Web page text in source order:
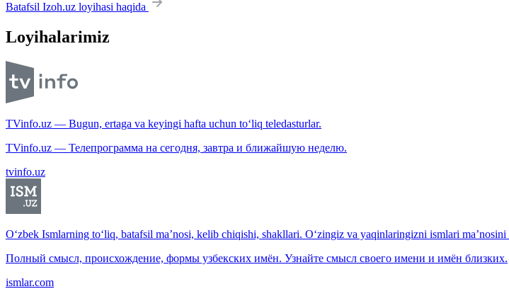
Batafsil Izoh.uz loyihasi haqida
Loyihalarimiz
TVinfo.uz — Bugun, ertaga va keyingi hafta uchun to‘liq teledasturlar.
TVinfo.uz — Телепрограмма на сегодня, завтра и ближайшую неделю.
tvinfo.uz
O‘zbek Ismlarning to‘liq, batafsil ma’nosi, kelib chiqishi, shakllari. O‘zingiz va yaqinlaringizni ismlari
Полный смысл, происхождение, формы узбекских имён. Узнайте смысл своего имени и имён близких.
ismlar.com